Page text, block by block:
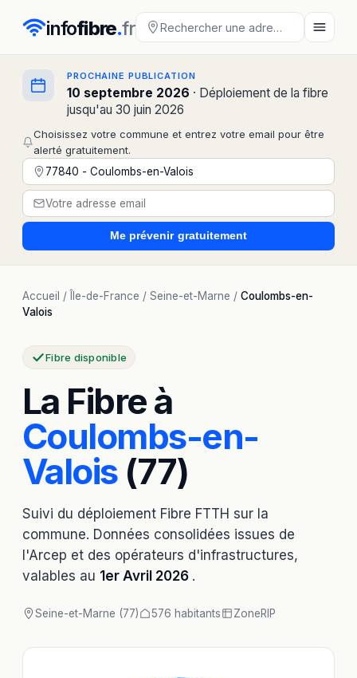
infofibre.fr
PROCHAINE PUBLICATION
10 septembre 2026 · Déploiement de la fibre
jusqu'au 30 juin 2026
Choisissez votre commune et entrez votre email pour être
alerté gratuitement.
Me prévenir gratuitement
Accueil / Île-de-France / Seine-et-Marne / Coulombs-en-
Valois
Fibre disponible
La Fibre à
Coulombs-en-
Valois(77)
Suivi du déploiement Fibre FTTH sur la
commune. Données consolidées issues de
l'Arcep et des opérateurs d'infrastructures,
valables au 1er Avril 2026 .
Seine-et-Marne (77) 576 habitants ZoneRIP